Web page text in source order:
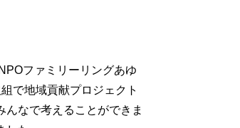
ファミリーリングあゆ
で地域貢献プロジェクト
んなで考えることができま